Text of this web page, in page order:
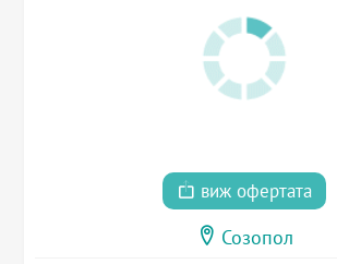
виж офертата
Созопол